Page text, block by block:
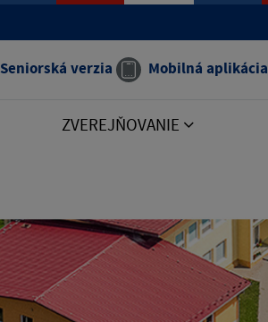
Seniorská verzia Mobilná aplikácia
ZVEREJŇOVANIE